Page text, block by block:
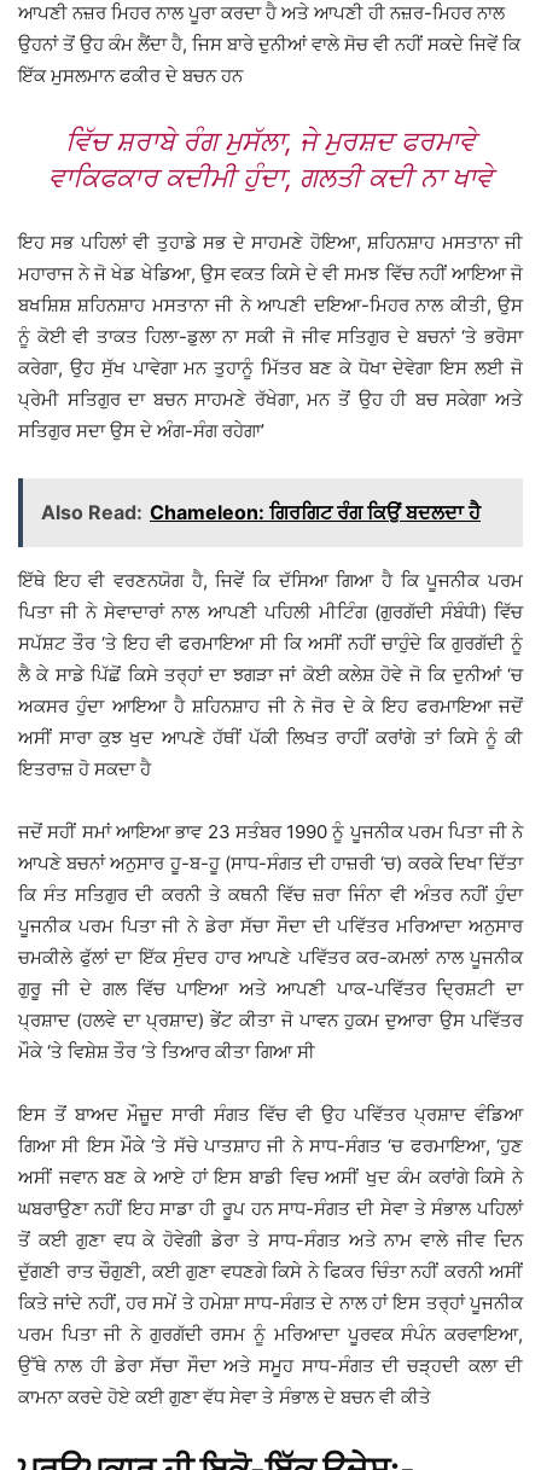
ਆਪਣੀ ਨਜ਼ਰ ਮਿਹਰ ਨਾਲ ਪੂਰਾ ਕਰਦਾ ਹੈ ਅਤੇ ਆਪਣੀ ਹੀ ਨਜ਼ਰ-ਮਿਹਰ ਨਾਲ
ਉਹਨਾਂ ਤੋਂ ਉਹ ਕੰਮ ਲੈਂਦਾ ਹੈ, ਜਿਸ ਬਾਰੇ ਦੁਨੀਆਂ ਵਾਲੇ ਸੋਚ ਵੀ ਨਹੀਂ ਸਕਦੇ ਜਿਵੇਂ ਕਿ
ਇੱਕ ਮੁਸਲਮਾਨ ਫਕੀਰ ਦੇ ਬਚਨ ਹਨ
ਵਿੱਚ ਸ਼ਰਾਬੇ ਰੰਗ ਮੁਸੱਲਾ, ਜੇ ਮੁਰਸ਼ਦ ਫਰਮਾਵੇ
ਵਾਕਿਫਕਾਰ ਕਦੀਮੀ ਹੁੰਦਾ, ਗਲਤੀ ਕਦੀ ਨਾ ਖਾਵੇ
ਇਹ ਸਭ ਪਹਿਲਾਂ ਵੀ ਤੁਹਾਡੇ ਸਭ ਦੇ ਸਾਹਮਣੇ ਹੋਇਆ, ਸ਼ਹਿਨਸ਼ਾਹ ਮਸਤਾਨਾ ਜੀ
ਮਹਾਰਾਜ ਨੇ ਜੋ ਖੇਡ ਖੇਡਿਆ, ਉਸ ਵਕਤ ਕਿਸੇ ਦੇ ਵੀ ਸਮਝ ਵਿੱਚ ਨਹੀਂ ਆਇਆ ਜੋ
ਬਖਸ਼ਿਸ਼ ਸ਼ਹਿਨਸ਼ਾਹ ਮਸਤਾਨਾ ਜੀ ਨੇ ਆਪਣੀ ਦਇਆ-ਮਿਹਰ ਨਾਲ ਕੀਤੀ, ਉਸ
ਨੂੰ ਕੋਈ ਵੀ ਤਾਕਤ ਹਿਲਾ-ਡੁਲਾ ਨਾ ਸਕੀ ਜੋ ਜੀਵ ਸਤਿਗੁਰ ਦੇ ਬਚਨਾਂ ‘ਤੇ ਭਰੋਸਾ
ਕਰੇਗਾ, ਉਹ ਸੁੱਖ ਪਾਵੇਗਾ ਮਨ ਤੁਹਾਨੂੰ ਮਿੱਤਰ ਬਣ ਕੇ ਧੋਖਾ ਦੇਵੇਗਾ ਇਸ ਲਈ ਜੋ
ਪ੍ਰੇਮੀ ਸਤਿਗੁਰ ਦਾ ਬਚਨ ਸਾਹਮਣੇ ਰੱਖੇਗਾ, ਮਨ ਤੋਂ ਉਹ ਹੀ ਬਚ ਸਕੇਗਾ ਅਤੇ
ਸਤਿਗੁਰ ਸਦਾ ਉਸ ਦੇ ਅੰਗ-ਸੰਗ ਰਹੇਗਾ’
Also Read: Chameleon: ਗਿਰਗਿਟ ਰੰਗ ਕਿਉਂ ਬਦਲਦਾ ਹੈ
ਇੱਥੇ ਇਹ ਵੀ ਵਰਣਨਯੋਗ ਹੈ, ਜਿਵੇਂ ਕਿ ਦੱਸਿਆ ਗਿਆ ਹੈ ਕਿ ਪੂਜਨੀਕ ਪਰਮ
ਪਿਤਾ ਜੀ ਨੇ ਸੇਵਾਦਾਰਾਂ ਨਾਲ ਆਪਣੀ ਪਹਿਲੀ ਮੀਟਿੰਗ (ਗੁਰਗੱਦੀ ਸੰਬੰਧੀ) ਵਿੱਚ
ਸਪੱਸ਼ਟ ਤੌਰ ‘ਤੇ ਇਹ ਵੀ ਫਰਮਾਇਆ ਸੀ ਕਿ ਅਸੀਂ ਨਹੀਂ ਚਾਹੁੰਦੇ ਕਿ ਗੁਰਗੱਦੀ ਨੂੰ
ਲੈ ਕੇ ਸਾਡੇ ਪਿੱਛੋਂ ਕਿਸੇ ਤਰ੍ਹਾਂ ਦਾ ਝਗੜਾ ਜਾਂ ਕੋਈ ਕਲੇਸ਼ ਹੋਵੇ ਜੋ ਕਿ ਦੁਨੀਆਂ ‘ਚ
ਅਕਸਰ ਹੁੰਦਾ ਆਇਆ ਹੈ ਸ਼ਹਿਨਸ਼ਾਹ ਜੀ ਨੇ ਜੋਰ ਦੇ ਕੇ ਇਹ ਫਰਮਾਇਆ ਜਦੋਂ
ਅਸੀਂ ਸਾਰਾ ਕੁਝ ਖੁਦ ਆਪਣੇ ਹੱਥੀਂ ਪੱਕੀ ਲਿਖਤ ਰਾਹੀਂ ਕਰਾਂਗੇ ਤਾਂ ਕਿਸੇ ਨੂੰ ਕੀ
ਇਤਰਾਜ਼ ਹੋ ਸਕਦਾ ਹੈ
ਜਦੋਂ ਸਹੀਂ ਸਮਾਂ ਆਇਆ ਭਾਵ 23 ਸਤੰਬਰ 1990 ਨੂੰ ਪੂਜਨੀਕ ਪਰਮ ਪਿਤਾ ਜੀ ਨੇ
ਆਪਣੇ ਬਚਨਾਂ ਅਨੁਸਾਰ ਹੂ-ਬ-ਹੂ (ਸਾਧ-ਸੰਗਤ ਦੀ ਹਾਜ਼ਰੀ ‘ਚ) ਕਰਕੇ ਦਿਖਾ ਦਿੱਤਾ
ਕਿ ਸੰਤ ਸਤਿਗੁਰ ਦੀ ਕਰਨੀ ਤੇ ਕਥਨੀ ਵਿੱਚ ਜ਼ਰਾ ਜਿੰਨਾ ਵੀ ਅੰਤਰ ਨਹੀਂ ਹੁੰਦਾ
ਪੂਜਨੀਕ ਪਰਮ ਪਿਤਾ ਜੀ ਨੇ ਡੇਰਾ ਸੱਚਾ ਸੌਦਾ ਦੀ ਪਵਿੱਤਰ ਮਰਿਆਦਾ ਅਨੁਸਾਰ
ਚਮਕੀਲੇ ਫੁੱਲਾਂ ਦਾ ਇੱਕ ਸੁੰਦਰ ਹਾਰ ਆਪਣੇ ਪਵਿੱਤਰ ਕਰ-ਕਮਲਾਂ ਨਾਲ ਪੂਜਨੀਕ
ਗੁਰੂ ਜੀ ਦੇ ਗਲ ਵਿੱਚ ਪਾਇਆ ਅਤੇ ਆਪਣੀ ਪਾਕ-ਪਵਿੱਤਰ ਦ੍ਰਿਸ਼ਟੀ ਦਾ
ਪ੍ਰਸ਼ਾਦ (ਹਲਵੇ ਦਾ ਪ੍ਰਸ਼ਾਦ) ਭੇਂਟ ਕੀਤਾ ਜੋ ਪਾਵਨ ਹੁਕਮ ਦੁਆਰਾ ਉਸ ਪਵਿੱਤਰ
ਮੌਕੇ ‘ਤੇ ਵਿਸ਼ੇਸ਼ ਤੌਰ ‘ਤੇ ਤਿਆਰ ਕੀਤਾ ਗਿਆ ਸੀ
ਇਸ ਤੋਂ ਬਾਅਦ ਮੌਜ਼ੂਦ ਸਾਰੀ ਸੰਗਤ ਵਿੱਚ ਵੀ ਉਹ ਪਵਿੱਤਰ ਪ੍ਰਸ਼ਾਦ ਵੰਡਿਆ
ਗਿਆ ਸੀ ਇਸ ਮੌਕੇ ‘ਤੇ ਸੱਚੇ ਪਾਤਸ਼ਾਹ ਜੀ ਨੇ ਸਾਧ-ਸੰਗਤ ‘ਚ ਫਰਮਾਇਆ, ‘ਹੁਣ
ਅਸੀਂ ਜਵਾਨ ਬਣ ਕੇ ਆਏ ਹਾਂ ਇਸ ਬਾਡੀ ਵਿਚ ਅਸੀਂ ਖੁਦ ਕੰਮ ਕਰਾਂਗੇ ਕਿਸੇ ਨੇ
ਘਬਰਾਉਣਾ ਨਹੀਂ ਇਹ ਸਾਡਾ ਹੀ ਰੂਪ ਹਨ ਸਾਧ-ਸੰਗਤ ਦੀ ਸੇਵਾ ਤੇ ਸੰਭਾਲ ਪਹਿਲਾਂ
ਤੋਂ ਕਈ ਗੁਣਾ ਵਧ ਕੇ ਹੋਵੇਗੀ ਡੇਰਾ ਤੇ ਸਾਧ-ਸੰਗਤ ਅਤੇ ਨਾਮ ਵਾਲੇ ਜੀਵ ਦਿਨ
ਦੁੱਗਣੀ ਰਾਤ ਚੌਗੁਣੀ, ਕਈ ਗੁਣਾ ਵਧਣਗੇ ਕਿਸੇ ਨੇ ਫਿਕਰ ਚਿੰਤਾ ਨਹੀਂ ਕਰਨੀ ਅਸੀਂ
ਕਿਤੇ ਜਾਂਦੇ ਨਹੀਂ, ਹਰ ਸਮੇਂ ਤੇ ਹਮੇਸ਼ਾ ਸਾਧ-ਸੰਗਤ ਦੇ ਨਾਲ ਹਾਂ ਇਸ ਤਰ੍ਹਾਂ ਪੂਜਨੀਕ
ਪਰਮ ਪਿਤਾ ਜੀ ਨੇ ਗੁਰਗੱਦੀ ਰਸਮ ਨੂੰ ਮਰਿਆਦਾ ਪੂਰਵਕ ਸੰਪੰਨ ਕਰਵਾਇਆ,
ਉੱਥੇ ਨਾਲ ਹੀ ਡੇਰਾ ਸੱਚਾ ਸੌਦਾ ਅਤੇ ਸਮੂਹ ਸਾਧ-ਸੰਗਤ ਦੀ ਚੜ੍ਹਦੀ ਕਲਾ ਦੀ
ਕਾਮਨਾ ਕਰਦੇ ਹੋਏ ਕਈ ਗੁਣਾ ਵੱਧ ਸੇਵਾ ਤੇ ਸੰਭਾਲ ਦੇ ਬਚਨ ਵੀ ਕੀਤੇ